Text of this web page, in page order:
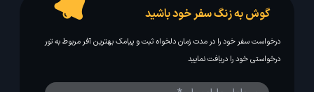
گوش به زنگ سفر خود باشید
درخواست سفر خود را در مدت زمان دلخواه ثبت و پیامک بهترین آفر مربوط به تور
درخواستی خود را دریافت نمایید